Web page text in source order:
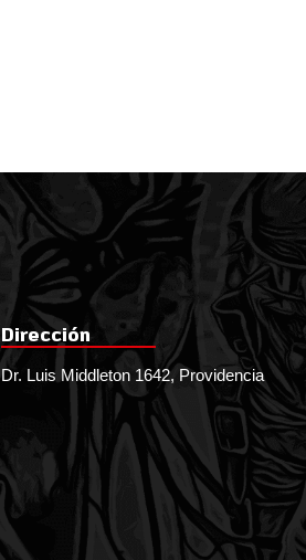
Dirección
Dr. Luis Middleton 1642, Providencia